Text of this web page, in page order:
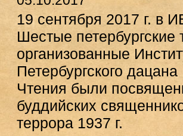
19 сентября 2017 г. в
Шестые петербургские
организованные
Петербургского
Чтения были
буддийских
террора 1937 г.